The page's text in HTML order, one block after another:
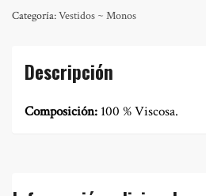
cantidad
Categoría:Vestidos ~ Monos
Descripción
Composición: 100 % Viscosa.